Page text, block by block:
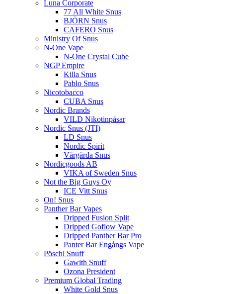
Luna Corporate
77 All White Snus
BJÖRN Snus
CAFERO Snus
Ministry Of Snus
N-One Vape
N-One Crystal Cube
NGP Empire
Killa Snus
Pablo Snus
Nicotobacco
CUBA Snus
Nordic Brands
VILD Nikotinpåsar
Nordic Snus (JTI)
LD Snus
Nordic Spirit
Vårgårda Snus
Nordicgoods AB
VIKA of Sweden Snus
Not the Big Guys Oy
ICE Vitt Snus
On! Snus
Panther Bar Vapes
Dripped Fusion Split
Dripped Goflow Vape
Dripped Panther Bar Pro
Panter Bar Engångs Vape
Pöschl Snuff
Gawith Snuff
Ozona President
Premium Global Trading
White Gold Snus